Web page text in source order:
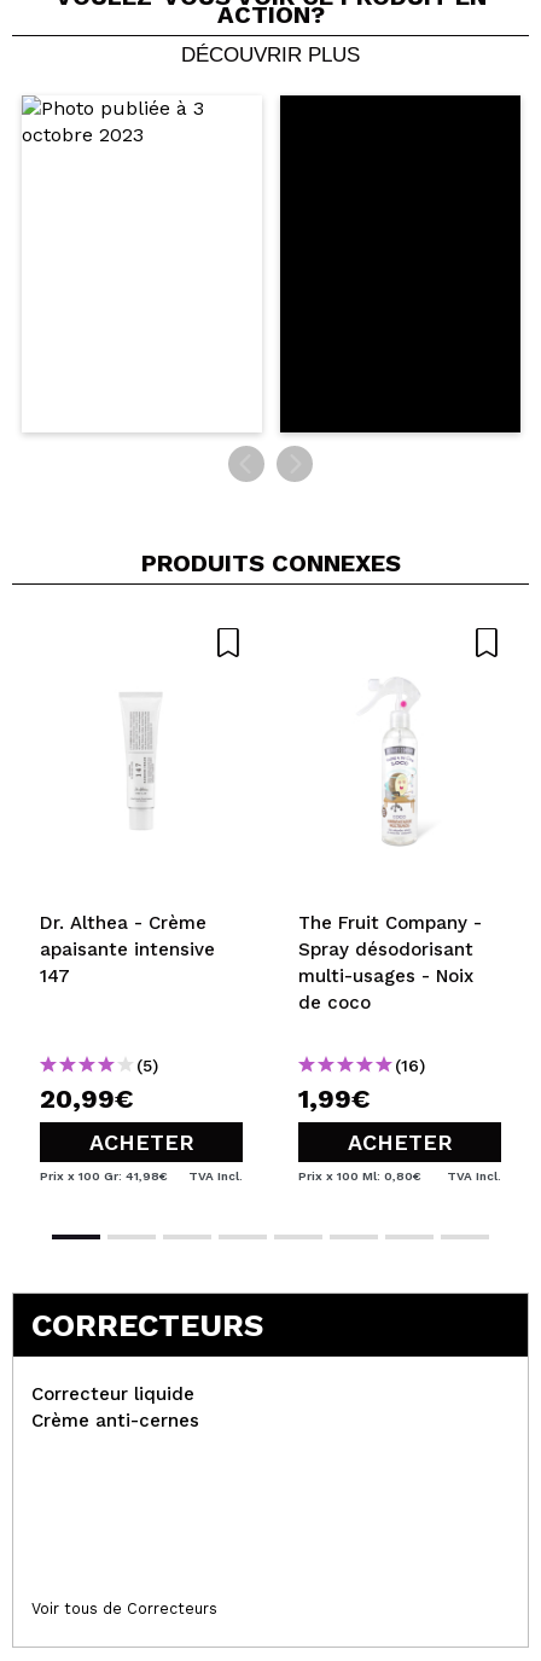
Partager une vidéo ou une photo
Votre vidéo pourrait être la première. Imaginez...
ACTION?
DÉCOUVRIR PLUS
PRODUITS CONNEXES
Dr. Althea - Crème
apaisante intensive
147
(5)
20,99€
ACHETER
Prix x 100 Gr: 41,98€ TVA Incl.
The Fruit Company -
Spray désodorisant
multi-usages - Noix
de coco
(16)
1,99€
ACHETER
Prix x 100 Ml: 0,80€ TVA Incl.
CORRECTEURS
Correcteur liquide
Crème anti-cernes
Voir tous de Correcteurs